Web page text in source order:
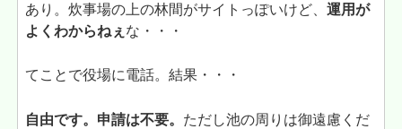
あり。炊事場の上の林間がサイトっぽいけど、運用が
よくわからねぇ な・・・
てことで役場に電話。結果・・・
自由です。申請は不要。 ただし池の周りは御遠慮くだ